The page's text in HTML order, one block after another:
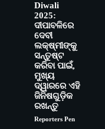
Diwali
2025:
ଦୀପାବଳିରେ
ଦେବୀ
ଲକ୍ଷ୍ମୀଙ୍କୁ
ସନ୍ତୁଷ୍ଟ
କରିବା ପାଇଁ,
ମୁଖ୍ୟ
ଦ୍ୱାରରେ ଏହି
ଜିନିଷଗୁଡ଼ିକ
ରଖନ୍ତୁ
Reporters Pen